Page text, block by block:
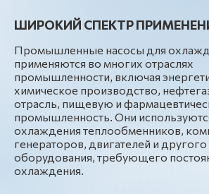
ШИРОКИЙ СПЕКТР
Промышленные насосы для
применяются во многих отраслях
промышленности, включая
химическое производство,
отрасль, пищевую и
промышленность. Они
охлаждения теплообменников,
генераторов, двигателей и другого
оборудования, требующего
охлаждения.